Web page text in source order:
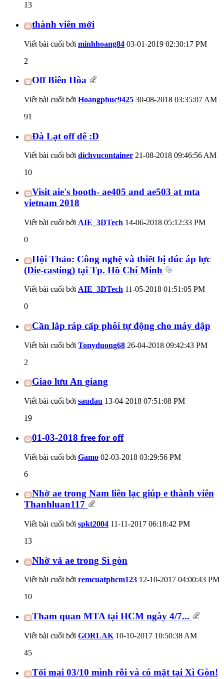
13
thành viên mới
Viết bài cuối bởi minhhoang84 03-01-2019 02:30:17 PM
2
Off Biên Hòa
Viết bài cuối bởi Hoangphuc9425 30-08-2018 03:35:07 AM
91
Đà Lạt off đê :D
Viết bài cuối bởi dichvucontainer 21-08-2018 09:46:56 AM
10
Visit aie's booth- ae405 and ae503 at mta
vietnam 2018
Viết bài cuối bởi AIE_3DTech 14-06-2018 05:12:33 PM
0
Hội Thảo: Công nghệ và thiết bị đúc áp lực
(Die-casting) tại Tp. Hồ Chí Minh
Viết bài cuối bởi AIE_3DTech 11-05-2018 01:51:05 PM
0
Cần lắp ráp cấp phôi tự động cho máy dập
Viết bài cuối bởi Tonyduong68 26-04-2018 09:42:43 PM
2
Giao lưu An giang
Viết bài cuối bởi saudau 13-04-2018 07:51:08 PM
19
01-03-2018 free for off
Viết bài cuối bởi Gamo 02-03-2018 03:29:56 PM
6
Nhờ ae trong Nam liên lạc giúp e thành viên
Thanhluan117
Viết bài cuối bởi spkt2004 11-11-2017 06:18:42 PM
13
Nhờ vả ae trong Sì gòn
Viết bài cuối bởi remcuatphcm123 12-10-2017 04:00:43 PM
10
Tham quan MTA tại HCM ngày 4/7...
Viết bài cuối bởi GORLAK 10-10-2017 10:50:38 AM
45
Tối mai 03/10 mình rỗi và có mặt tại Xì Gòn!